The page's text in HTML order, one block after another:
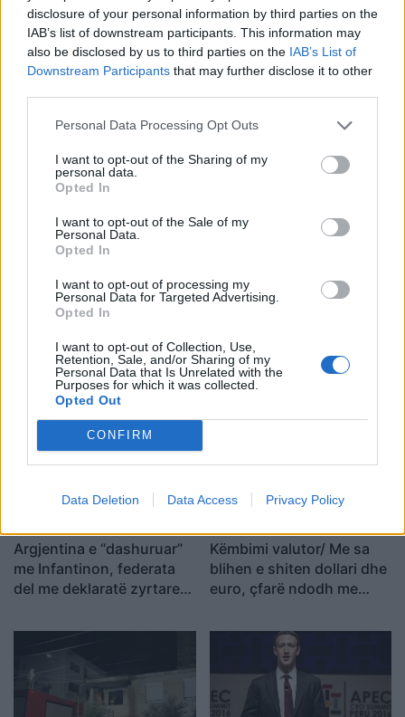
disclosure of your personal information by third parties on the
IAB’s list of downstream participants. This information may
also be disclosed by us to third parties on the IAB’s List of
Downstream Participants that may further disclose it to other
Personal Data Processing Opt Outs
I want to opt-out of the Sharing of my
personal data.
Opted In
I want to opt-out of the Sale of my
Personal Data.
Opted In
I want to opt-out of processing my
Personal Data for Targeted Advertising.
Opted In
I want to opt-out of Collection, Use,
Retention, Sale, and/or Sharing of my
Personal Data that Is Unrelated with the
Purposes for which it was collected.
Opted Out
CONFIRM
Data Deletion Data Access Privacy Policy
Shtuar më 21.12.2024 13:50
Tags:
big brother vip albania , personazhet
që do marrin pjesë
Veprimi i Ernest Muçit,
reagon presidenti i
Trabzonsporit: Më preku
mua dhe të gjithë lojtarët
Hetimet për vrasjen e
Edmond Sulës, kontrolle
në Bërxullë dhe
t’u marrë në pyetje
Argjentina e “dashuruar”
me Infantinon, federata
del me deklaratë zyrtare:
Këmbimi valutor/ Me sa
blihen e shiten dollari dhe
euro, çfarë ndodh me